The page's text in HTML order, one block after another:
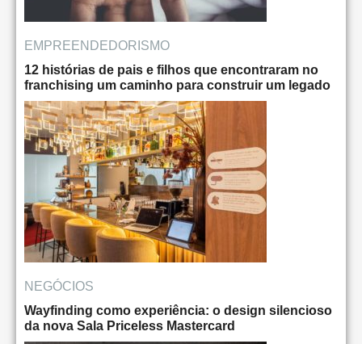
EMPREENDEDORISMO
12 histórias de pais e filhos que encontraram no
franchising um caminho para construir um legado
NEGÓCIOS
Wayfinding como experiência: o design silencioso
da nova Sala Priceless Mastercard